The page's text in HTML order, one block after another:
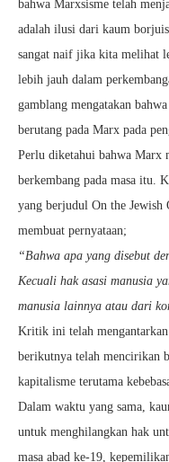
bahwa Marxsisme telah
adalah ilusi dari kaum
sangat naif jika kita melihat
lebih jauh dalam
gamblang mengatakan
berutang pada Marx pada
Perlu diketahui bahwa
berkembang pada masa itu.
yang berjudul On the Jewish
membuat pernyataan;
“Bahwa apa yang disebut
Kecuali hak asasi manusia
manusia lainnya atau dari
Kritik ini telah
berikutnya telah mencirikan
kapitalisme terutama
Dalam waktu yang sama,
untuk menghilangkan hak
masa abad ke-19,